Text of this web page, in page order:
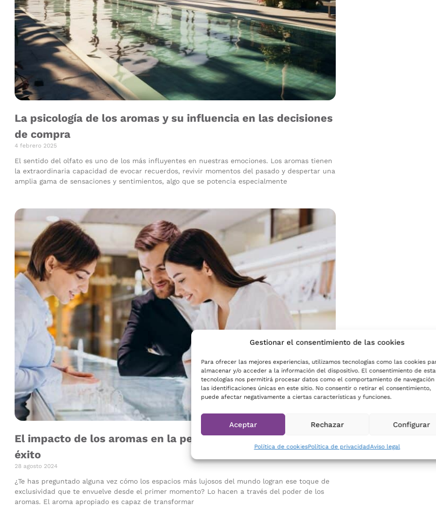
Gestionar el consentimiento de las cookies
Para ofrecer las mejores experiencias, utilizamos tecnologías como las cookies
almacenar y/o acceder a la información del dispositivo. El consentimiento de
tecnologías nos permitirá procesar datos como el comportamiento de navegación
las identificaciones únicas en este sitio. No consentir o retirar el consentimiento,
puede afectar negativamente a ciertas características y funciones.
Aceptar Rechazar Configurar
Política de cookiesPolítica de privacidadAviso legal
La psicología de los aromas y su influencia en las decisiones
de compra
4 febrero 2025
El sentido del olfato es uno de los más influyentes en nuestras emociones. Los aromas tienen
la extraordinaria capacidad de evocar recuerdos, revivir momentos del pasado y despertar una
amplia gama de sensaciones y sentimientos, algo que se potencia especialmente
El impacto de los aromas en la percepción del lujo: Casos de
éxito
28 agosto 2024
¿Te has preguntado alguna vez cómo los espacios más lujosos del mundo logran ese toque de
exclusividad que te envuelve desde el primer momento? Lo hacen a través del poder de los
aromas. El aroma apropiado es capaz de transformar